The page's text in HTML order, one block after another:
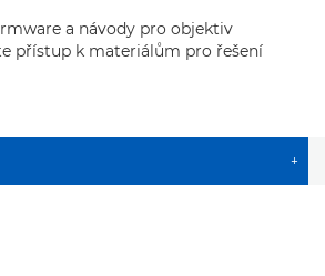
a návody pro objektiv
přístup k materiálům pro řešení
+